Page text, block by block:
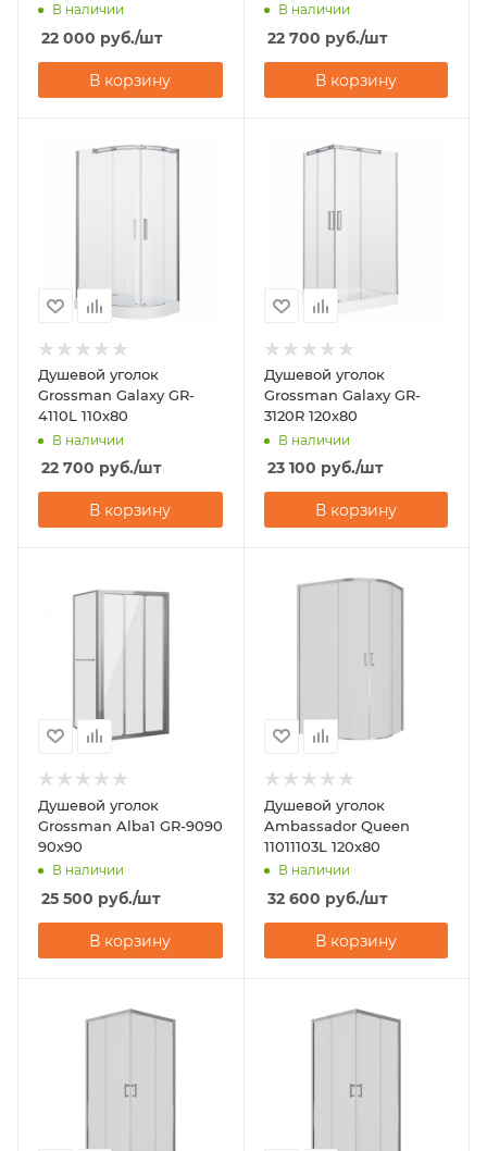
В наличии
22 000 руб./шт
В корзину
В наличии
22 700 руб./шт
В корзину
Душевой уголок
Grossman Galaxy GR-
4110L 110х80
В наличии
22 700 руб./шт
В корзину
Душевой уголок
Grossman Galaxy GR-
3120R 120х80
В наличии
23 100 руб./шт
В корзину
Душевой уголок
Grossman Alba1 GR-9090
90х90
В наличии
25 500 руб./шт
В корзину
Душевой уголок
Ambassador Queen
11011103L 120x80
В наличии
32 600 руб./шт
В корзину